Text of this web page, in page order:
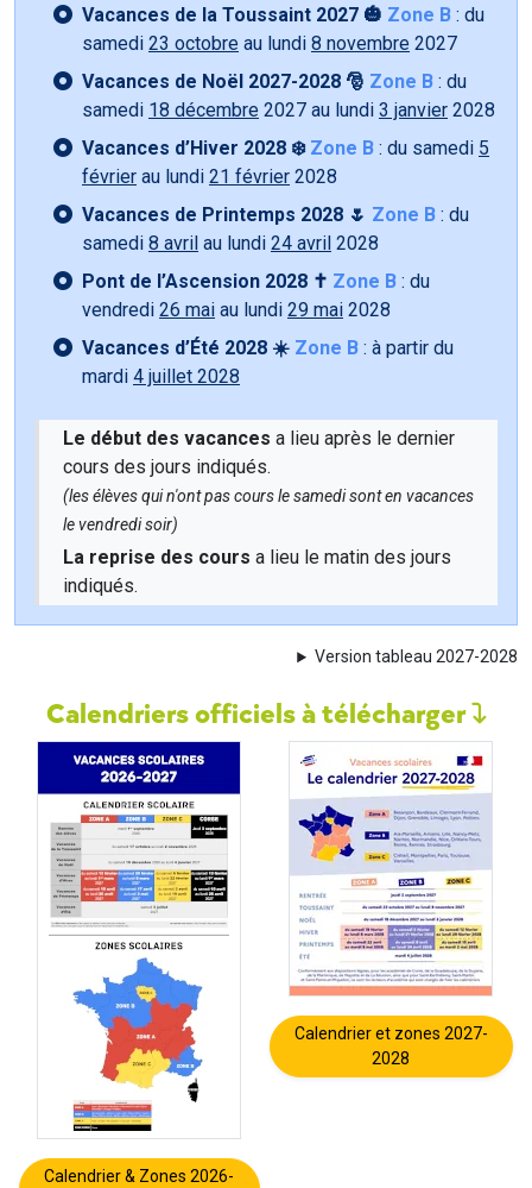
Vacances de la Toussaint 2027 🎃 Zone B : du
samedi 23 octobre au lundi 8 novembre 2027
Vacances de Noël 2027-2028 🎅 Zone B : du
samedi 18 décembre 2027 au lundi 3 janvier 2028
Vacances d’Hiver 2028 ❄️ Zone B : du samedi 5
février au lundi 21 février 2028
Vacances de Printemps 2028 🌷 Zone B : du
samedi 8 avril au lundi 24 avril 2028
Pont de l’Ascension 2028 ✝️ Zone B : du
vendredi 26 mai au lundi 29 mai 2028
Vacances d’Été 2028 ☀️ Zone B : à partir du
mardi 4 juillet 2028
Le début des vacances a lieu après le dernier
cours des jours indiqués.
(les élèves qui n'ont pas cours le samedi sont en vacances
le vendredi soir)
La reprise des cours a lieu le matin des jours
indiqués.
Version tableau 2027-2028
Calendriers officiels à télécharger
Calendrier & Zones 2026-
Calendrier et zones 2027-
2028